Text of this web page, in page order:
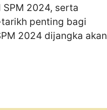
2024, serta
penting bagi
2024 dijangka akan